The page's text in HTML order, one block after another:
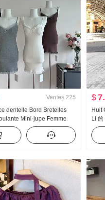
Ventes 225
dentelle Bord Bretelles
Mini-jupe Femme
Sexy Style pin-up Sans
Robe
$
Huit
Li